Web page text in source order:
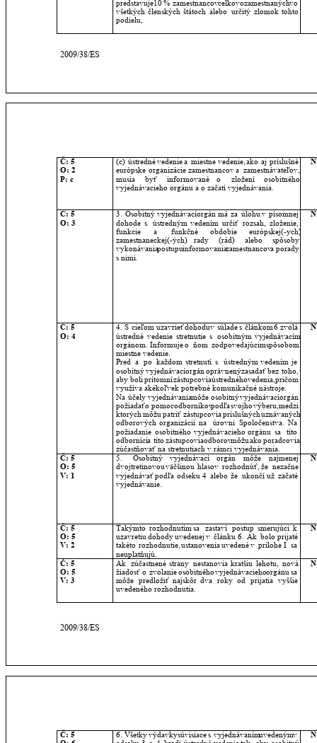
2009/38/ES
predstavuje10 % zamestnancovcelkovozamestnanýchvo
všetkých členských štátoch alebo určitý zlomok tohto
podielu,
2009/38/ES
Č: 5
O: 2
P: c
(c) ústrednévedeniea miestne vedenie, ako aj príslušné
európske organizácie zamestnancov a zamestnávateľov,
musia
byť informované o zložení
osobitného
vyjednávacieho orgánu a o začatí vyjednávania.
N
Č: 5
O: 3
3. Osobitný vyjednávacíorgán má za úlohu v písomnej
dohode s ústredným vedením určiť rozsah,
zloženie,
funkcie
a funkčné obdobie
európskej(-ych)
zamestnaneckej(-ých)
rady (rád) alebo
spôsoby
vykonávaniapostupuinformovaniazamestnancova porady
s nimi.
N
Č: 5
O: 4
4. S cieľom uzavrieťdohoduv súlade s článkom6 zvolá
ústredné vedenie stretnutie s osobitným vyjednávacím
orgánom.
Informuje o ňom zodpovedajúcimspôsobom
miestne vedenie.
Pred a po každom stretnutí s ústredným vedením je
osobitnývyjednávacíorgán oprávnenýzasadať bez toho,
aby boli prítomnízástupcoviaústrednéhovedenia, pričom
využíva akékoľvek potrebné komunikačné nástroje.
Na účely vyjednávaniamôže osobitnývyjednávacíorgán
požiadaťo pomocodborníkovpodľa svojhovýberu,medzi
ktorých môžu patriť zástupcovia príslušnýchuznávaných
odborových organizácií na úrovni Spoločenstva. Na
požiadanie osobitného vyjednávacieho orgánu sa
títo
odbornícia títo zástupcoviaodborovmôžu ako poradcovia
zúčastňovať na stretnutiach v rámci vyjednávania.
N
Č: 5
O: 5
V: 1
5. Osobitný vyjednávací orgán môže
najmenej
dvojtretinovouväčšinou hlasov rozhodnúť, že nezačne
vyjednávaťpodľa odseku 4 alebo že ukončí už začaté
vyjednávanie.
N
Č: 5
O: 5
V: 2
Takýmto rozhodnutím sa zastaví postup smerujúci k
uzavretiu dohodyuvedenej v článku 6. Ak bolo prijaté
takéto rozhodnutie,ustanovenia uvedené v prílohe I sa
neuplatňujú.
N
Č: 5
O: 5
V: 3
Ak zúčastnené strany nestanovia kratšiu lehotu,
nová
žiadosť o zvolanie osobitného vyjednávaciehoorgánu sa
môže
predložiť najskôr dva roky od prijatia
vyššie
uvedeného rozhodnutia.
N
Č: 5
6. Všetky výdavkysúvisiace s vyjednávanímuvedenýmv
N